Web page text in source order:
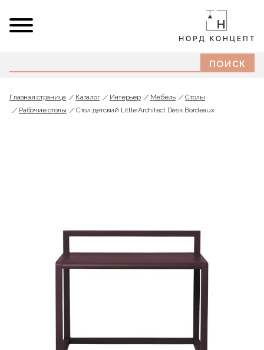
Главная страница Каталог Интерьер Мебель
Cтолы
Рабочие столы
Стол детский Little Architect Desk Bordeaux